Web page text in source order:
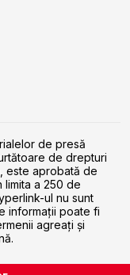
de presă
de drepturi
este aprobată de
limita a 250 de
ul nu sunt
informaţii poate fi
agreaţi şi